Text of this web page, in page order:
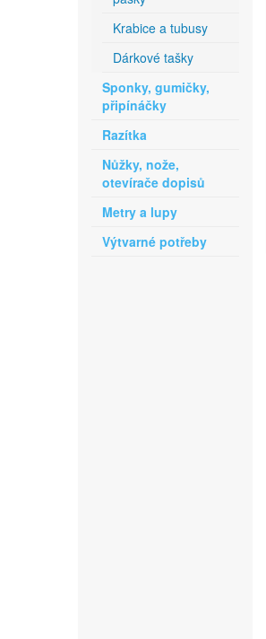
Krabice a tubusy
Dárkové tašky
Sponky, gumičky,
připínáčky
Razítka
Nůžky, nože,
otevírače dopisů
Metry a lupy
Výtvarné potřeby